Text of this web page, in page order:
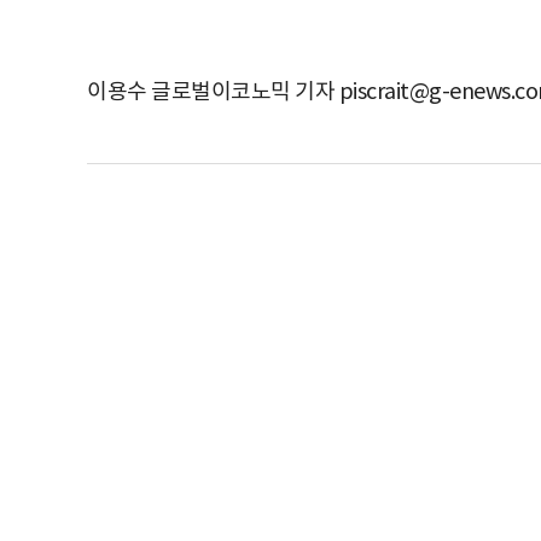
이용수 글로벌이코노믹 기자 piscrait@g-